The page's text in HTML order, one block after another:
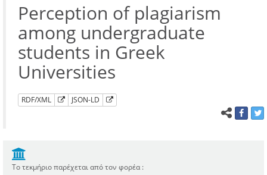
Perception of plagiarism
among undergraduate
students in Greek
Universities
RDF/XML JSON-LD
Το τεκμήριο παρέχεται από τον φορέα :